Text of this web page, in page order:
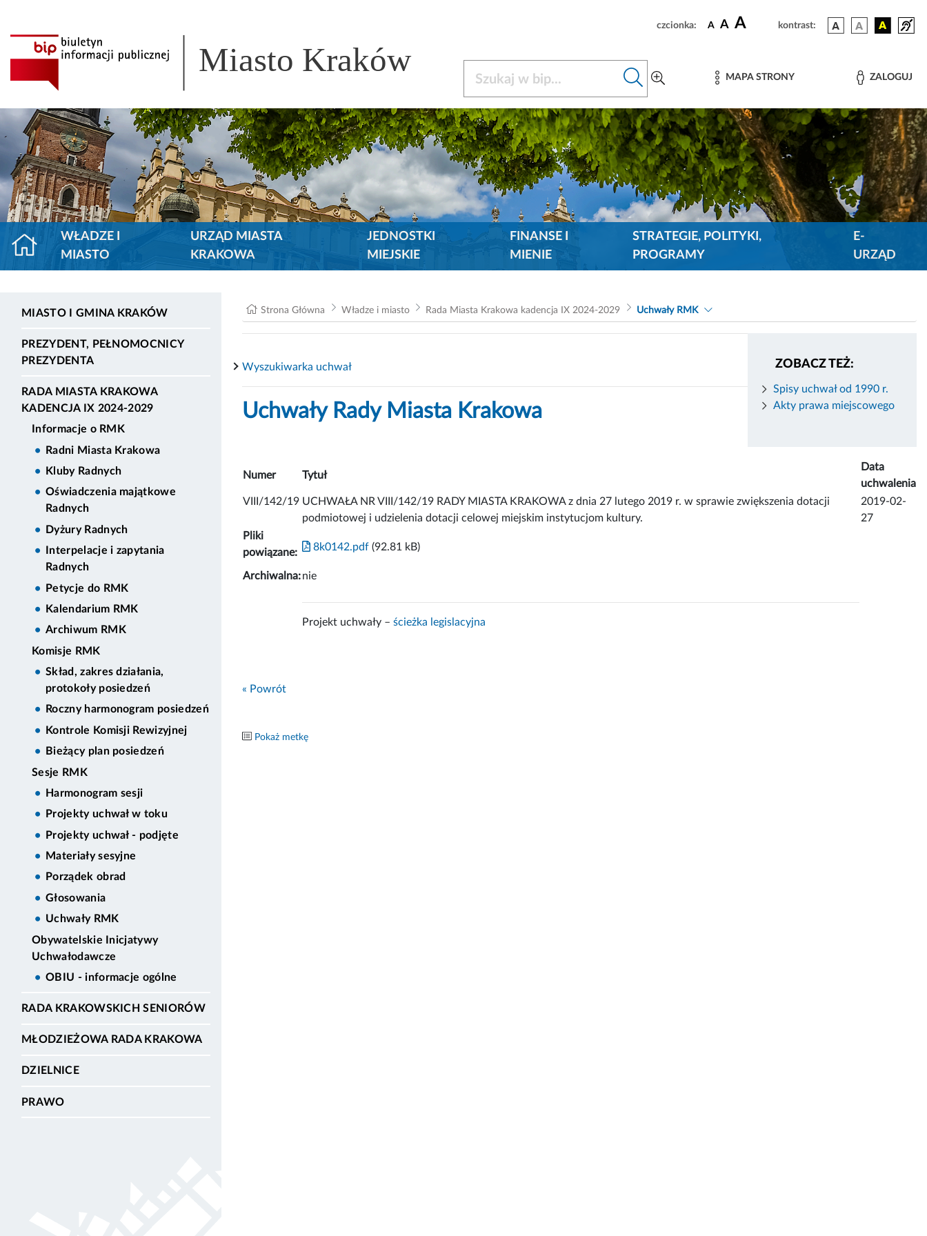
czcionka: A A A kontrast:
Miasto Kraków MAPA STRONY ZALOGUJ
WŁADZE I
MIASTO
URZĄD MIASTA
KRAKOWA
JEDNOSTKI
MIEJSKIE
FINANSE I
MIENIE
STRATEGIE, POLITYKI,
PROGRAMY
E-
URZĄD
MIASTO I GMINA KRAKÓW
PREZYDENT, PEŁNOMOCNICY
PREZYDENTA
RADA MIASTA KRAKOWA
KADENCJA IX 2024-2029
Informacje o RMK
Radni Miasta Krakowa
Kluby Radnych
Oświadczenia majątkowe
Radnych
Dyżury Radnych
Interpelacje i zapytania
Radnych
Petycje do RMK
Kalendarium RMK
Archiwum RMK
Komisje RMK
Skład, zakres działania,
protokoły posiedzeń
Roczny harmonogram posiedzeń
Kontrole Komisji Rewizyjnej
Bieżący plan posiedzeń
Sesje RMK
Harmonogram sesji
Projekty uchwał w toku
Projekty uchwał - podjęte
Materiały sesyjne
Porządek obrad
Głosowania
Uchwały RMK
Obywatelskie Inicjatywy
Uchwałodawcze
OBIU - informacje ogólne
RADA KRAKOWSKICH SENIORÓW
MŁODZIEŻOWA RADA KRAKOWA
DZIELNICE
PRAWO
Strona Główna Władze i miasto Rada Miasta Krakowa kadencja IX 2024-2029 Uchwały RMK
ZOBACZ TEŻ:
Spisy uchwał od 1990 r.
Akty prawa miejscowego
Wyszukiwarka uchwał
Uchwały Rady Miasta Krakowa
Numer Tytuł
Data
uchwalenia
VIII/142/19 UCHWAŁA NR VIII/142/19 RADY MIASTA KRAKOWA z dnia 27 lutego 2019 r. w sprawie zwiększenia dotacji
podmiotowej i udzielenia dotacji celowej miejskim instytucjom kultury.
2019-02-
27
Pliki
powiązane:
8k0142.pdf (92.81 kB)
Archiwalna:nie
Projekt uchwały – ścieżka legislacyjna
« Powrót
Pokaż metkę